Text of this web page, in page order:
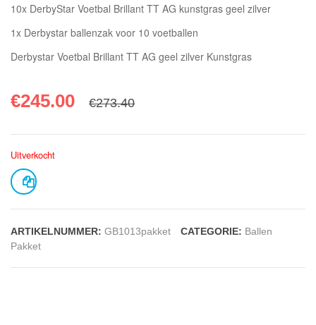
10x DerbyStar Voetbal Brillant TT AG kunstgras geel zilver
1x Derbystar ballenzak voor 10 voetballen
Derbystar Voetbal Brillant TT AG geel zilver Kunstgras
€245.00 €273.40
Uitverkocht
ARTIKELNUMMER: GB1013pakket CATEGORIE: Ballen
Pakket